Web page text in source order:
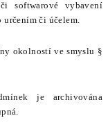
softwarové vybavení
určením či účelem.
okolností ve smyslu §
je archivována